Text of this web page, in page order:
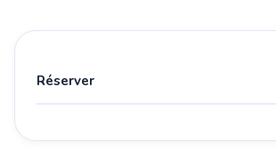
Réserver